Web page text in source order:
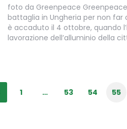
foto da Greenpeace
battaglia in Ungheria per non
è accaduto il 4 ottobre, quando
lavorazione dell’alluminio della
1 … 53 54 55